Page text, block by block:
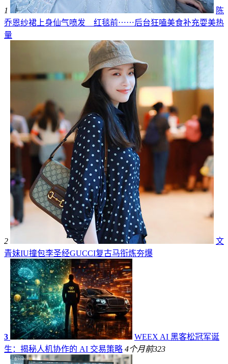
1
陈
乔恩纱裙上身仙气喷发 红毯前⋯⋯后台狂嗑美食补充耍美热
量
2
文
青妹IU撞包李圣经GUCCI复古马衔炼夯爆
3
WEEX AI 黑客松冠军诞
生：揭秘人机协作的 AI 交易策略 4个月前323